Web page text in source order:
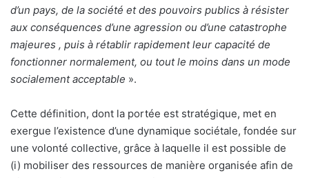
d’un pays, de la société et des pouvoirs publics à résister
aux conséquences d’une agression ou d’une catastrophe
majeures , puis à rétablir rapidement leur capacité de
fonctionner normalement, ou tout le moins dans un mode
socialement acceptable ».
Cette définition, dont la portée est stratégique, met en
exergue l’existence d’une dynamique sociétale, fondée sur
une volonté collective, grâce à laquelle il est possible de
(i) mobiliser des ressources de manière organisée afin de